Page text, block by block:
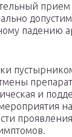
прием
падению
и
проявления